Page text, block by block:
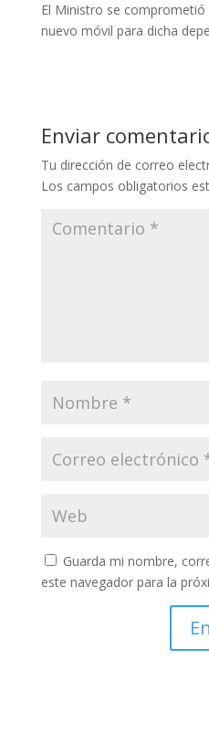
El Ministro se comprometió
nuevo móvil para dicha
Enviar
Tu dirección de correo
Los campos obligatorios
Guarda mi nombre,
este navegador para la